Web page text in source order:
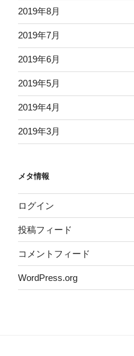
2019年8月
2019年7月
2019年6月
2019年5月
2019年4月
2019年3月
メタ情報
ログイン
投稿フィード
コメントフィード
WordPress.org